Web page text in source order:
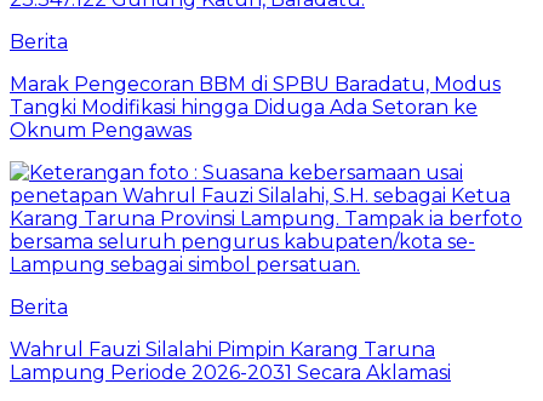
Berita
Marak Pengecoran BBM di SPBU Baradatu, Modus
Tangki Modifikasi hingga Diduga Ada Setoran ke
Oknum Pengawas
Berita
Wahrul Fauzi Silalahi Pimpin Karang Taruna
Lampung Periode 2026-2031 Secara Aklamasi